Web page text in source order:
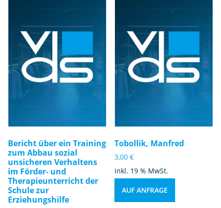
Bericht über ein Training
zum Abbau sozial
unsicheren Verhaltens
im Förder- und
Therapieunterricht der
Schule zur
Erziehungshilfe
Tobollik, Manfred
3,00€
inkl. 19 % MwSt.
AUF ANFRAGE